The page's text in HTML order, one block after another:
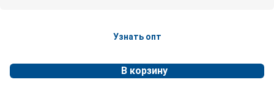
Узнать опт
В корзину